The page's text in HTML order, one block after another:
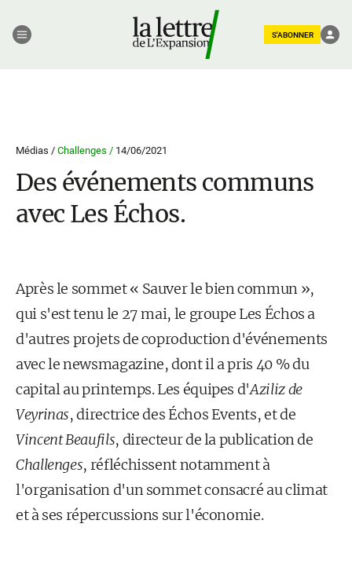
S'ABONNER
Médias / Challenges / 14/06/2021
Des événements communs
avec Les Échos.
Après le sommet « Sauver le bien commun »,
qui s'est tenu le 27 mai, le groupe Les Échos a
d'autres projets de coproduction d'événements
avec le newsmagazine, dont il a pris 40 % du
capital au printemps. Les équipes d'Aziliz de
Veyrinas, directrice des Échos Events, et de
Vincent Beaufils, directeur de la publication de
Challenges, réfléchissent notamment à
l'organisation d'un sommet consacré au climat
et à ses répercussions sur l'économie.